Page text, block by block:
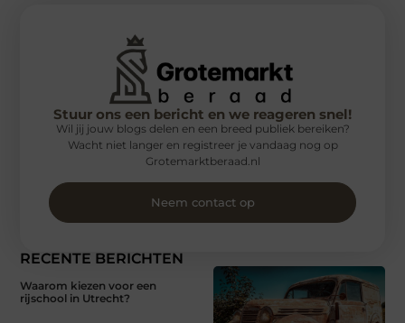
RECENTE BERICHTEN
Waarom kiezen voor een
rijschool in Utrecht?
Stuur ons een bericht en we reageren snel!
Wil jij jouw blogs delen en een breed publiek bereiken?
Wacht niet langer en registreer je vandaag nog op
Grotemarktberaad.nl
Neem contact op